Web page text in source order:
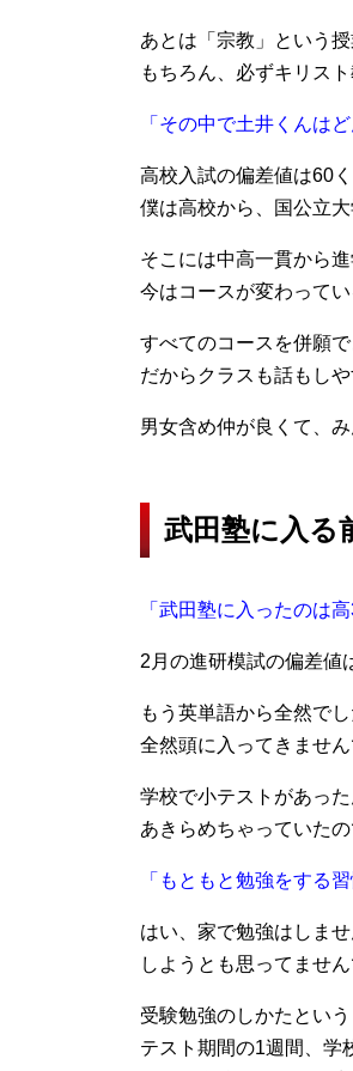
あとは「宗教」という
もちろん、必ずキリス
「その中で土井くんは
高校入試の偏差値は60
僕は高校から、国公立
そこには中高一貫から
今はコースが変わってい
すべてのコースを併願
だからクラスも話もし
男女含め仲が良くて、
武田塾に入る
「武田塾に入ったのは
2月の進研模試の偏差値
もう英単語から全然でし
全然頭に入ってきません
学校で小テストがあっ
あきらめちゃっていた
「もともと勉強をする
はい、家で勉強はしませ
しようとも思ってませ
受験勉強のしかたとい
テスト期間の1週間、学